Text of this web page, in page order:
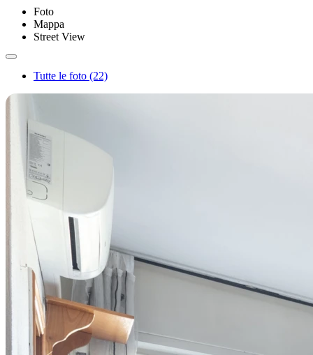
Foto
Mappa
Street View
Tutte le foto (22)